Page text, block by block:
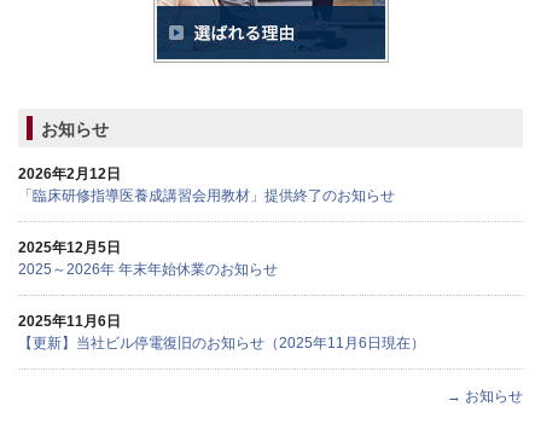
お知らせ
2026年2月12日
「臨床研修指導医養成講習会用教材」提供終了のお知らせ
2025年12月5日
2025～2026年 年末年始休業のお知らせ
2025年11月6日
【更新】当社ビル停電復旧のお知らせ（2025年11月6日現在）
→ お知らせ